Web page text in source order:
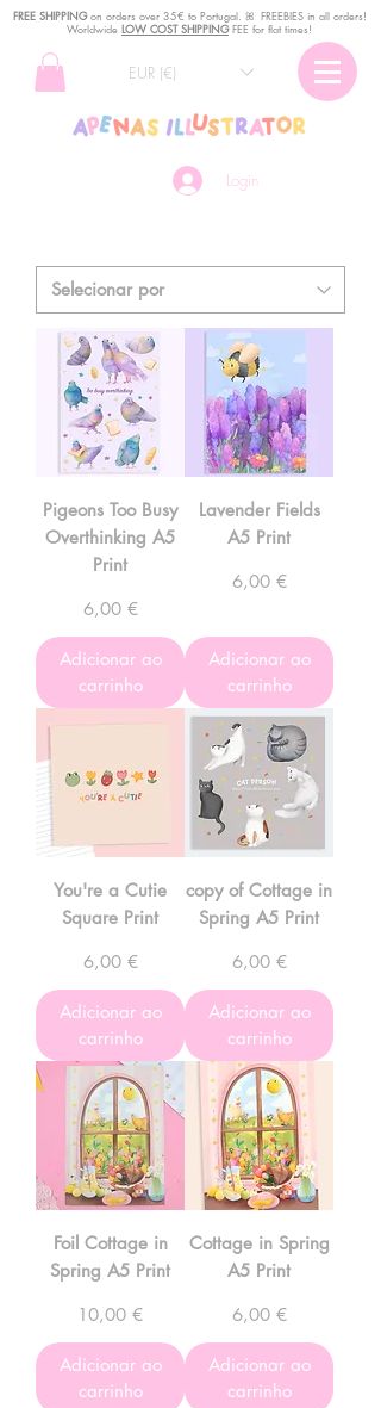
Login
EUR (€)
FREE SHIPPINGon orders over 35€ to Portugal. ꕤ FREEBIES in all orders!
Worldwide LOW COST SHIPPINGFEE for flat times!
Pigeons Too Busy
Overthinking A5
Print
Preço
6,00 €
Adicionar ao
carrinho
Lavender Fields
A5 Print
Preço
6,00 €
Adicionar ao
carrinho
You're a Cutie
Square Print
Preço
6,00 €
Adicionar ao
carrinho
copy of Cottage in
Spring A5 Print
Preço
6,00 €
Adicionar ao
carrinho
Foil Cottage in
Spring A5 Print
Preço
10,00 €
Adicionar ao
carrinho
Cottage in Spring
A5 Print
Preço
6,00 €
Adicionar ao
carrinho